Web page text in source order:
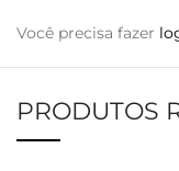
Você precisa fazer
PRODUTOS